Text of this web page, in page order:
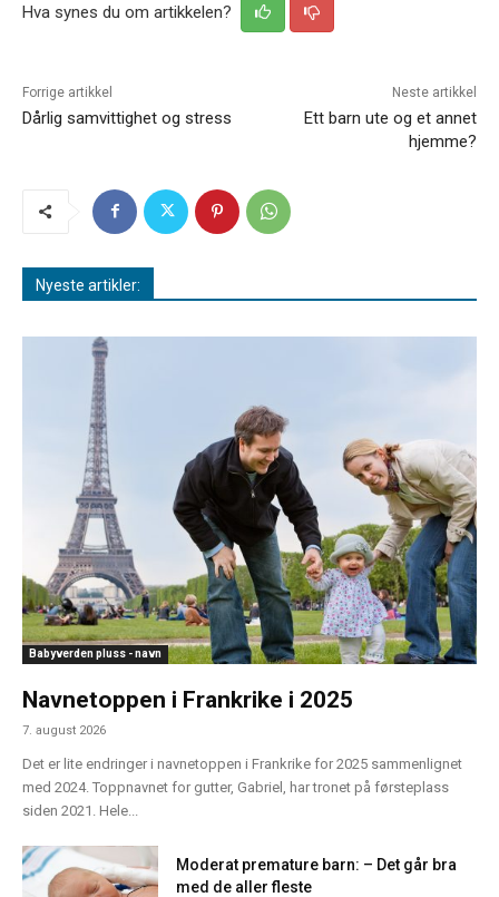
Hva synes du om artikkelen?
Forrige artikkel
Dårlig samvittighet og stress
Neste artikkel
Ett barn ute og et annet
hjemme?
Nyeste artikler:
Babyverden pluss - navn
Navnetoppen i Frankrike i 2025
7. august 2026
Det er lite endringer i navnetoppen i Frankrike for 2025 sammenlignet
med 2024. Toppnavnet for gutter, Gabriel, har tronet på førsteplass
siden 2021. Hele...
Moderat premature barn: – Det går bra
med de aller fleste